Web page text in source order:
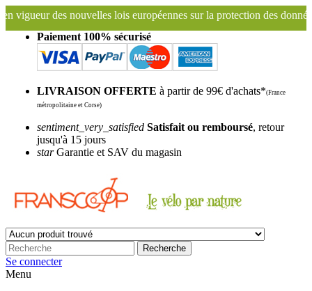
lois européennes sur la protection des données.
Paiement 100% sécurisé
LIVRAISON OFFERTE à partir de 99€ d'achats*(France
métropolitaine et Corse)
sentiment_very_satisfied Satisfait ou remboursé, retour
jusqu'à 15 jours
starGarantie et SAV du magasin
Recherche
Se connecter
Menu